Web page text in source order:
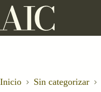
Saltar
contenido
Inicio Sin categorizar